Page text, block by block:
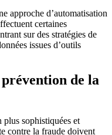
approche d’automatisation
certaines
sur des stratégies de
issues d’outils
de la
plus sophistiquées et
contre la fraude doivent